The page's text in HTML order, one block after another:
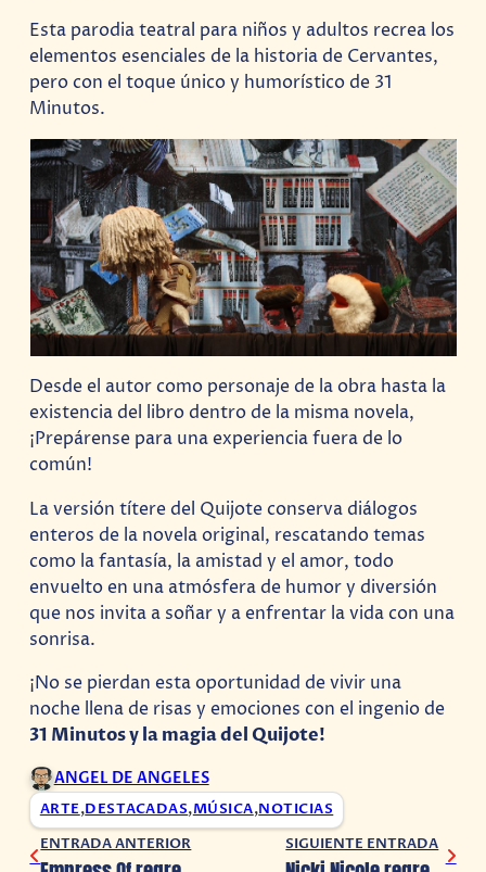
Esta parodia teatral para niños y adultos recrea los
elementos esenciales de la historia de Cervantes,
pero con el toque único y humorístico de 31
Minutos.
Desde el autor como personaje de la obra hasta la
existencia del libro dentro de la misma novela,
¡Prepárense para una experiencia fuera de lo
común!
La versión títere del Quijote conserva diálogos
enteros de la novela original, rescatando temas
como la fantasía, la amistad y el amor, todo
envuelto en una atmósfera de humor y diversión
que nos invita a soñar y a enfrentar la vida con una
sonrisa.
¡No se pierdan esta oportunidad de vivir una
noche llena de risas y emociones con el ingenio de
31 Minutos y la magia del Quijote!
ANGEL DE ANGELES
ARTE,DESTACADAS,MÚSICA,NOTICIAS
ENTRADA ANTERIOR
SIGUIENTE ENTRADA